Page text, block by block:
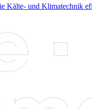
Kälte- und Klimatechnik